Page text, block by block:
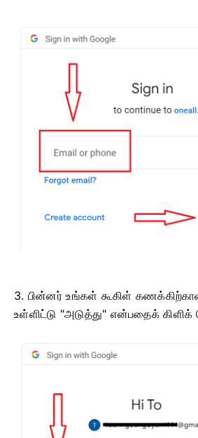
3. பின்னர் உங்கள் கூகிள்
உள்ளிட்டு "அடுத்து" என்பதைக் கிளிக்